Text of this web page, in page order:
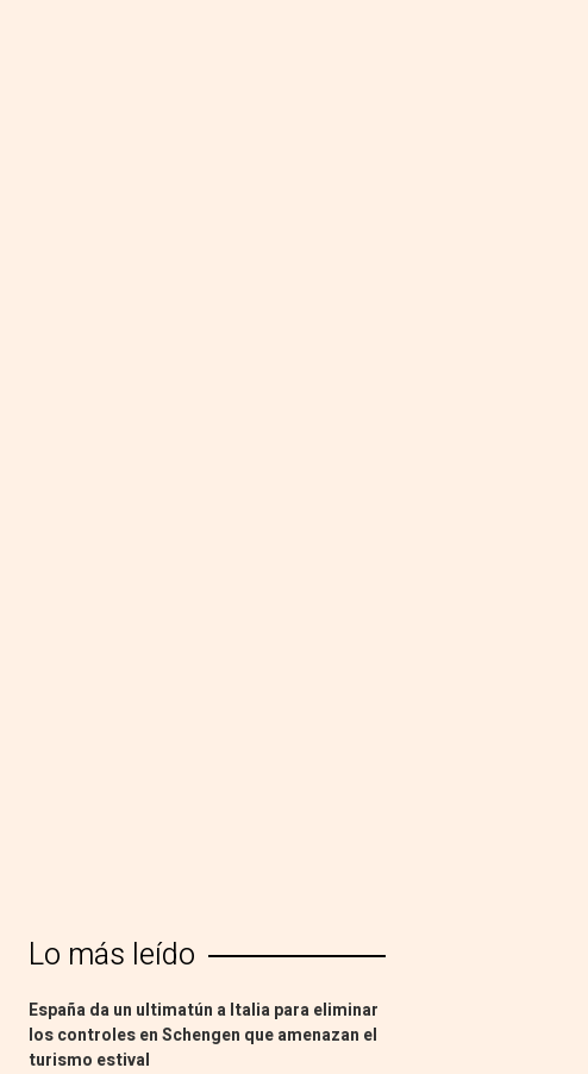
Lo más leído
España da un ultimatún a Italia para eliminar
los controles en Schengen que amenazan el
turismo estival